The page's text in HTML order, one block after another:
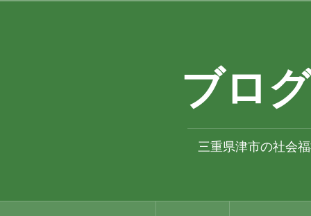
ブロ
三重県津市の社会